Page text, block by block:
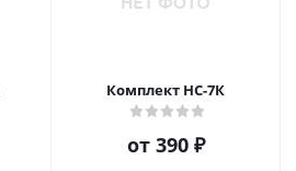
Комплект НС-7К
от 390 ₽